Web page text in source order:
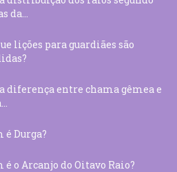
da...
lições para guardiães são
diferença entre chama gêmea e
é Durga?
é o Arcanjo do Oitavo Raio?